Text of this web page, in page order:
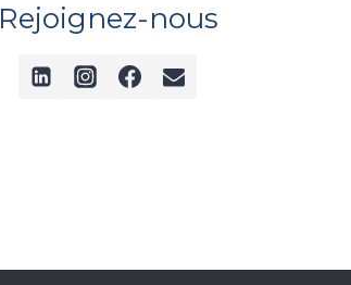
Rejoignez-nous